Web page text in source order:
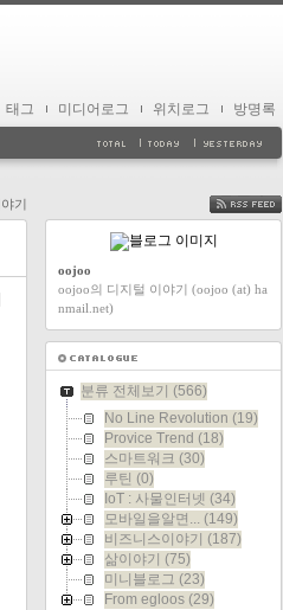
태그 미디어로그 위치로그 방명록
기
FEED
oojoo
oojoo의 디지털 이야기 (oojoo (at) ha
nmail.net)
분류 전체보기
(566)
No Line Revolution (19)
Provice Trend (18)
스마트워크 (30)
루틴 (0)
IoT : 사물인터넷 (34)
모바일을알면... (149)
비즈니스이야기
(187)
삶이야기
(75)
미니블로그 (23)
From egloos (29)